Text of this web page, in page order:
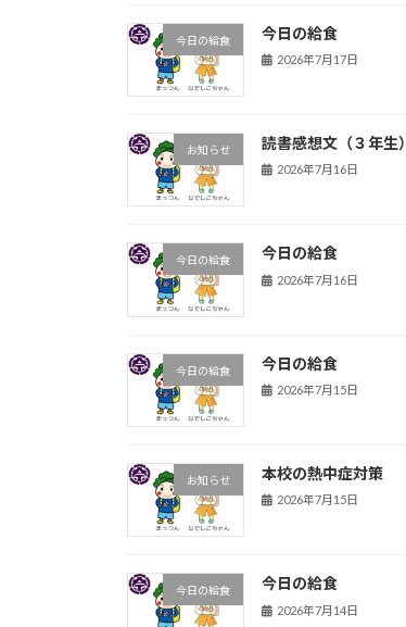
今日の給食 今日の給食
2026年7月17日
お知らせ 読書感想文（３年生）
2026年7月16日
今日の給食 今日の給食
2026年7月16日
今日の給食 今日の給食
2026年7月15日
お知らせ 本校の熱中症対策
2026年7月15日
今日の給食 今日の給食
2026年7月14日